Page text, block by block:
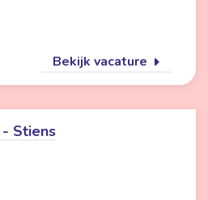
Bekijk vacature
Stiens